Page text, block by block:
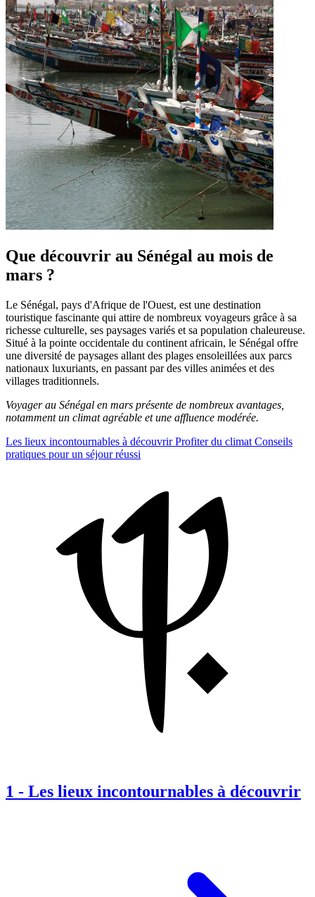
Que découvrir au Sénégal au mois de
mars ?
Le Sénégal, pays d'Afrique de l'Ouest, est une destination
touristique fascinante qui attire de nombreux voyageurs grâce à sa
richesse culturelle, ses paysages variés et sa population chaleureuse.
Situé à la pointe occidentale du continent africain, le Sénégal offre
une diversité de paysages allant des plages ensoleillées aux parcs
nationaux luxuriants, en passant par des villes animées et des
villages traditionnels.
Voyager au Sénégal en mars présente de nombreux avantages,
notamment un climat agréable et une affluence modérée.
Les lieux incontournables à découvrirProfiter du climat Conseils
pratiques pour un séjour réussi
1 - Les lieux incontournables à découvrir